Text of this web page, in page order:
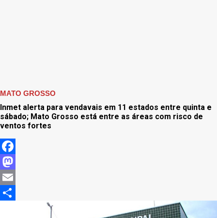
MATO GROSSO
Inmet alerta para vendavais em 11 estados entre quinta e
sábado; Mato Grosso está entre as áreas com risco de
ventos fortes
Facebook
Mastodon
Email